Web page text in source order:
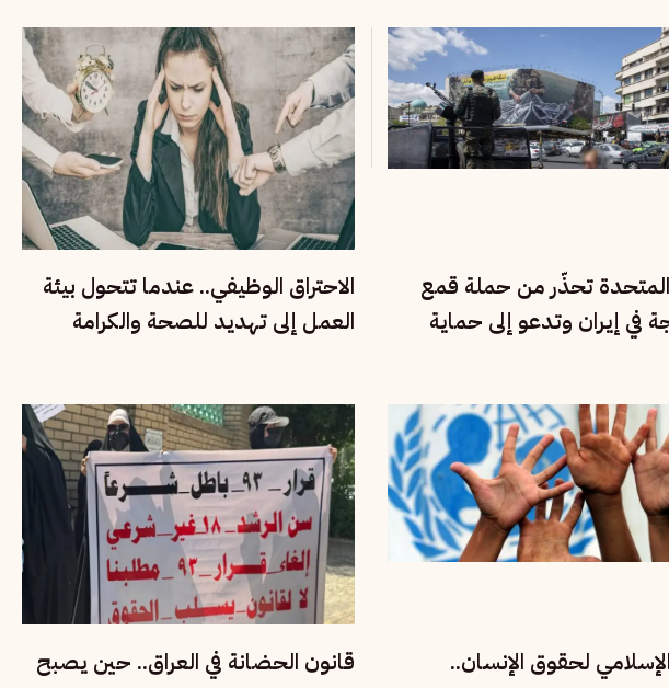
المتحدة تحذّر من حملة قمع
في إيران وتدعو إلى حماية
الاحتراق الوظيفي.. عندما تتحول بيئة
العمل إلى تهديد للصحة والكرامة
لحقوق الإنسان..
قانون الحضانة في العراق.. حين يصبح